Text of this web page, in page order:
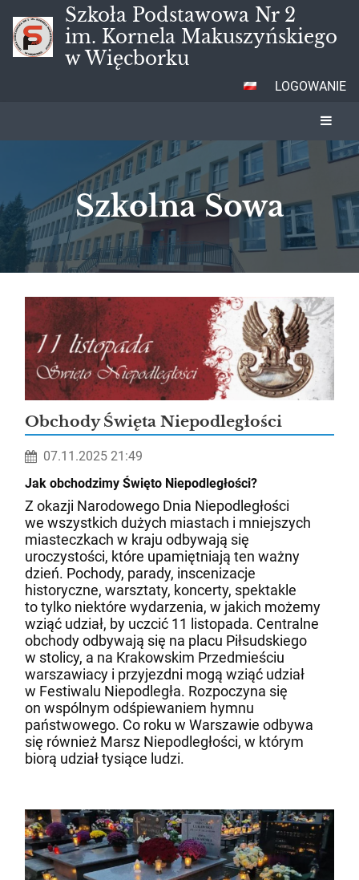
Szkoła Podstawowa Nr 2
im. Kornela Makuszyńskiego
w Więcborku
LOGOWANIE
Szkolna Sowa
Szkolna
Sowa
Obchody Święta Niepodległości
07.11.2025 21:49
Jak obchodzimy Święto Niepodległości?
Z okazji Narodowego Dnia Niepodległości
we wszystkich dużych miastach i mniejszych
miasteczkach w kraju odbywają się
uroczystości, które upamiętniają ten ważny
dzień. Pochody, parady, inscenizacje
historyczne, warsztaty, koncerty, spektakle
to tylko niektóre wydarzenia, w jakich możemy
wziąć udział, by uczcić 11 listopada. Centralne
obchody odbywają się na placu Piłsudskiego
w stolicy, a na Krakowskim Przedmieściu
warszawiacy i przyjezdni mogą wziąć udział
w Festiwalu Niepodległa. Rozpoczyna się
on wspólnym odśpiewaniem hymnu
państwowego. Co roku w Warszawie odbywa
się również Marsz Niepodległości, w którym
biorą udział tysiące ludzi.